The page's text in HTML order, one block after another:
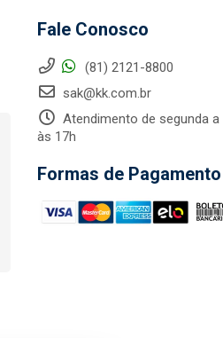
Fale Conosco
(81) 2121-8800
sak@kk.com.br
Atendimento de segunda
às 17h
Formas de Pagamento